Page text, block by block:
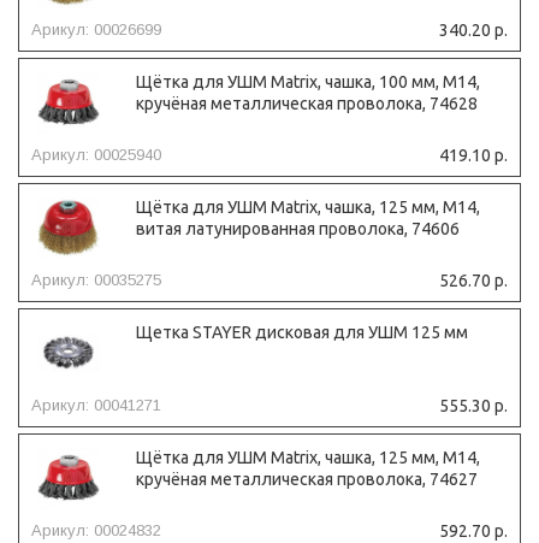
Арикул: 00026699 340.20 р.
Щётка для УШМ Matrix, чашка, 100 мм, М14,
кручёная металлическая проволока, 74628
Арикул: 00025940 419.10 р.
Щётка для УШМ Matrix, чашка, 125 мм, М14,
витая латунированная проволока, 74606
Арикул: 00035275 526.70 р.
Щетка STAYER дисковая для УШМ 125 мм
Арикул: 00041271 555.30 р.
Щётка для УШМ Matrix, чашка, 125 мм, М14,
кручёная металлическая проволока, 74627
Арикул: 00024832 592.70 р.